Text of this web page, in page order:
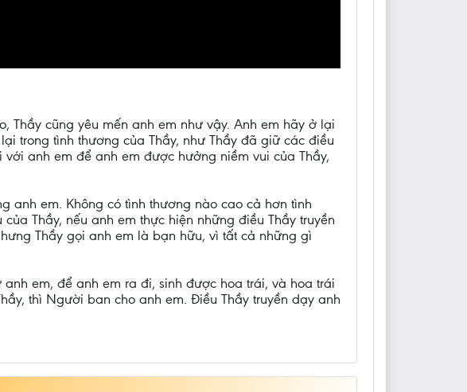
Thầy cũng yêu mến anh em như vậy. Anh em hãy ở lại
trong tình thương của Thầy, như Thầy đã giữ các điều
anh em để anh em được hưởng niềm vui của Thầy,
anh em. Không có tình thương nào cao cả hơn tình
Thầy, nếu anh em thực hiện những điều Thầy truyền
Thầy gọi anh em là bạn hữu, vì tất cả những gì
em, để anh em ra đi, sinh được hoa trái, và hoa trái
thì Người ban cho anh em. Điều Thầy truyền dạy anh